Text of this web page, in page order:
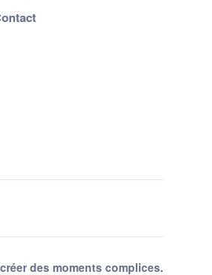
des moments complices.